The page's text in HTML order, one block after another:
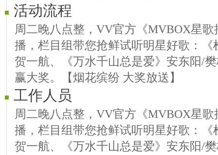
活动流程
周二晚八点整，VV官方《MVBOX星歌
播，栏目组带您抢鲜试听明星好歌：
贺一航、《万水千山总是爱》安东阳/
赢大奖。【烟花缤纷 大奖放送】
工作人员
周二晚八点整，VV官方《MVBOX星歌
播，栏目组带您抢鲜试听明星好歌：
贺一航、《万水千山总是爱》安东阳/